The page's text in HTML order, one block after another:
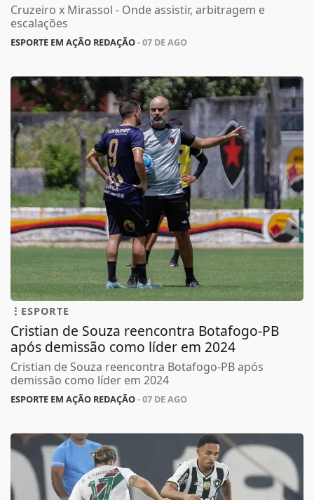
Cruzeiro x Mirassol - Onde assistir, arbitragem e
escalações
ESPORTE EM AÇÃO REDAÇÃO- 07 DE AGO
ESPORTE
Cristian de Souza reencontra Botafogo-PB
após demissão como líder em 2024
Cristian de Souza reencontra Botafogo-PB após
demissão como líder em 2024
ESPORTE EM AÇÃO REDAÇÃO- 07 DE AGO